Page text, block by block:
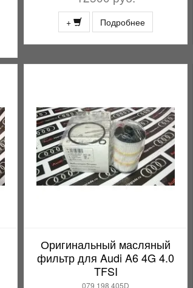
+ Подробнее
Оригинальный масляный
фильтр для Audi A6 4G 4.0
TFSI
079 198 405D